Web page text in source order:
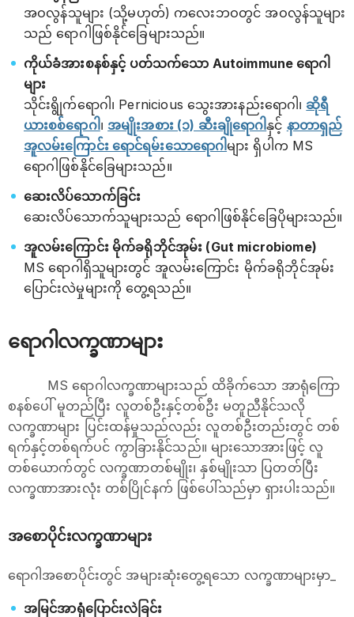
အဝလွန်သူများ (သို့မဟုတ်) ကလေးဘဝတွင် အဝလွန်သူများ
သည် ရောဂါဖြစ်နိုင်ခြေများသည်။
ကိုယ်ခံအားစနစ်နှင့် ပတ်သက်သော Autoimmune ရောဂါ
များ
သိုင်းရွိုက်ရောဂါ၊ Pernicious သွေးအားနည်းရောဂါ၊ ဆိုရီ
ယားစစ်ရောဂါ ၊ အမျိုးအစား (၁) ဆီးချိုရောဂါနှင့် နာတာရှည်
အူလမ်းကြောင်း ရောင်ရမ်းသောရောဂါ များ ရှိပါက MS
ရောဂါဖြစ်နိုင်ခြေများသည်။
ဆေးလိပ်သောက်ခြင်း
ဆေးလိပ်သောက်သူများသည် ရောဂါဖြစ်နိုင်ခြေပိုများသည်။
အူလမ်းကြောင်း မိုက်ခရိုဘိုင်အုမ်း (Gut microbiome)
MS ရောဂါရှိသူများတွင် အူလမ်းကြောင်း မိုက်ခရိုဘိုင်အုမ်း
ပြောင်းလဲမှုများကို တွေ့ရသည်။
ရောဂါလက္ခဏာများ
MS ရောဂါလက္ခဏာများသည် ထိခိုက်သော အာရုံကြော
စနစ်ပေါ် မူတည်ပြီး လူတစ်ဦးနှင့်တစ်ဦး မတူညီနိုင်သလို
လက္ခဏာများ ပြင်းထန်မှုသည်လည်း လူတစ်ဦးတည်းတွင် တစ်
ရက်နှင့်တစ်ရက်ပင် ကွာခြားနိုင်သည်။ များသောအားဖြင့် လူ
တစ်‌ယောက်တွင် လက္ခဏာတစ်မျိုး၊ နှစ်မျိုးသာ ပြတတ်ပြီး
လက္ခဏာအားလုံး တစ်ပြိုင်နက် ဖြစ်ပေါ်သည်မှာ ရှားပါးသည်။
အစောပိုင်းလက္ခဏာများ
ရောဂါအစောပိုင်းတွင် အများဆုံးတွေ့ရသော လက္ခဏာများမှာ_
အမြင်အာရုံပြောင်းလဲခြင်း